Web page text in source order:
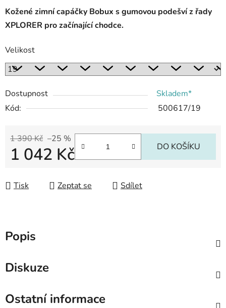
Kožené zimní capáčky Bobux s gumovou podešví z řady
XPLORER pro začínající chodce.
Velikost
Dostupnost
Skladem*
Kód:
500617/19
1 390 Kč –25 %
1 042 Kč DO KOŠÍKU
Tisk Zeptat se Sdílet
Popis
Diskuze
Ostatní informace